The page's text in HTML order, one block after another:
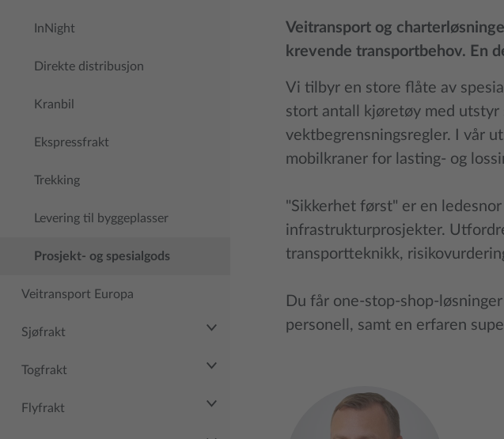
InNight
Direkte distribusjon
Kranbil
Ekspressfrakt
Trekking
Levering til byggeplasser
Prosjekt- og spesialgods
Veitransport Europa
Sjøfrakt
Togfrakt
Flyfrakt
Veitransport og
krevende transportbehov. En
Vi tilbyr en store flåte av
stort antall kjøretøy med
vektbegrensningsregler. I vår
mobilkraner for lasting- og
"Sikkerhet først" er en
infrastrukturprosjekter.
transportteknikk,
Du får one-stop-shop-
personell, samt en erfaren